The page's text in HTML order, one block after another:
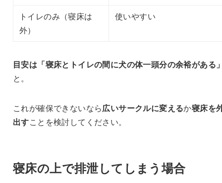
トイレのみ（寝床は
外）
使いやすい
目安は「寝床とトイレの間に犬の体一頭分の余裕がある
と。
これが確保できないなら広いサークルに変えるか寝床を
出すことを検討してください。
寝床の上で排泄してしまう場合